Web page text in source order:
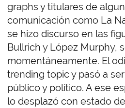
graphs y titulares de
comunicación como La
se hizo discurso en las
Bullrich y López Murphy,
momentáneamente. El
trending topic y pasó a
público y político. A ese
lo desplazó con estado